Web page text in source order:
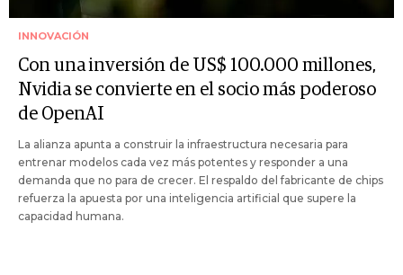
INNOVACIÓN
Con una inversión de US$ 100.000 millones,
Nvidia se convierte en el socio más poderoso
de OpenAI
La alianza apunta a construir la infraestructura necesaria para
entrenar modelos cada vez más potentes y responder a una
demanda que no para de crecer. El respaldo del fabricante de chips
refuerza la apuesta por una inteligencia artificial que supere la
capacidad humana.